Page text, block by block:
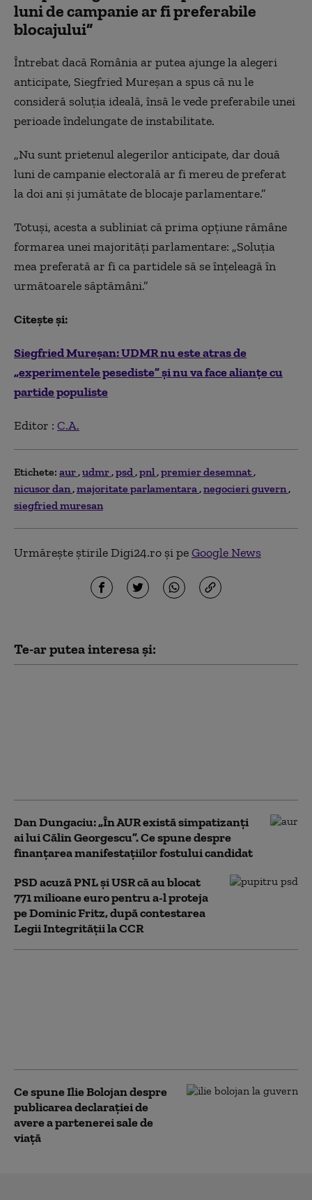
luni de campanie ar fi preferabile
blocajului”
Întrebat dacă România ar putea ajunge la alegeri
anticipate, Siegfried Mureșan a spus că nu le
consideră soluția ideală, însă le vede preferabile unei
perioade îndelungate de instabilitate.
„Nu sunt prietenul alegerilor anticipate, dar două
luni de campanie electorală ar fi mereu de preferat
la doi ani și jumătate de blocaje parlamentare.”
Totuși, acesta a subliniat că prima opțiune rămâne
formarea unei majorități parlamentare: „Soluția
mea preferată ar fi ca partidele să se înțeleagă în
următoarele săptămâni.”
Citește și:
Siegfried Mureșan: UDMR nu este atras de
„experimentele pesediste” și nu va face alianțe cu
partide populiste
Editor : C.A.
Etichete: aur udmr psd pnl premier desemnat
nicusor dan majoritate parlamentara negocieri guvern
siegfried muresan
Urmărește știrile Digi24.ro și peGoogle News
Te-ar putea interesa și:
Dan Dungaciu: „În AUR există simpatizanți
ai lui Călin Georgescu”. Ce spune despre
finanțarea manifestațiilor fostului candidat
PSD acuză PNL şi USR că au blocat
771 milioane euro pentru a-l proteja
pe Dominic Fritz, după contestarea
Legii Integrității la CCR
Ce spune Ilie Bolojan despre
publicarea declarației de
avere a partenerei sale de
viață